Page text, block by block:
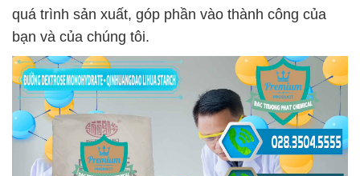
quá trình sản xuất, góp phần vào thành công của
bạn và của chúng tôi.